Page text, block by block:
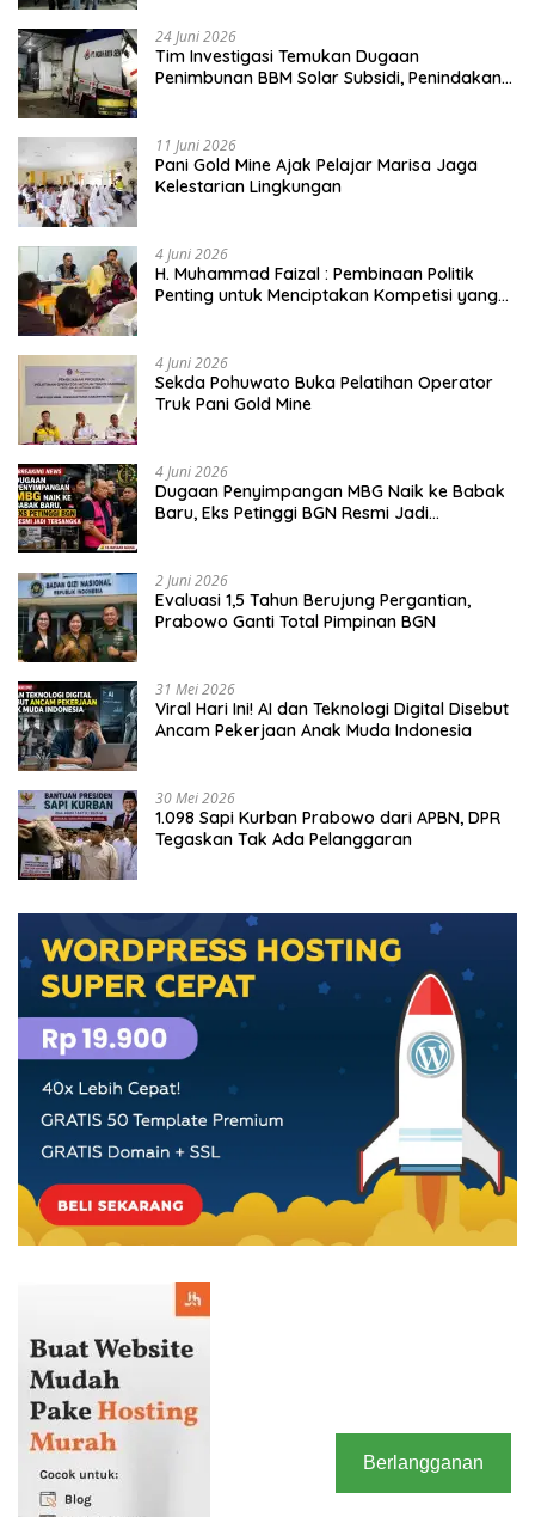
24 Juni 2026
Tim Investigasi Temukan Dugaan
Penimbunan BBM Solar Subsidi, Penindakan
11 Juni 2026
Pani Gold Mine Ajak Pelajar Marisa Jaga
Kelestarian Lingkungan
4 Juni 2026
H. Muhammad Faizal : Pembinaan Politik
Penting untuk Menciptakan Kompetisi yang
4 Juni 2026
Sekda Pohuwato Buka Pelatihan Operator
Truk Pani Gold Mine
4 Juni 2026
Dugaan Penyimpangan MBG Naik ke Babak
Baru, Eks Petinggi BGN Resmi Jadi
2 Juni 2026
Evaluasi 1,5 Tahun Berujung Pergantian,
Prabowo Ganti Total Pimpinan BGN
31 Mei 2026
Viral Hari Ini! AI dan Teknologi Digital Disebut
Ancam Pekerjaan Anak Muda Indonesia
30 Mei 2026
1.098 Sapi Kurban Prabowo dari APBN, DPR
Tegaskan Tak Ada Pelanggaran
Berlangganan